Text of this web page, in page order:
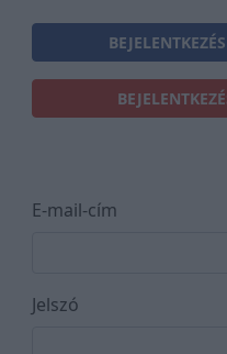
E-mail-cím
Jelszó